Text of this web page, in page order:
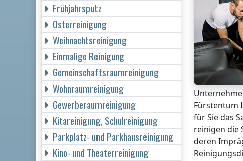
Fürstentum
für Sie das
reinigen die
deren
Frühjahrsputz
Osterreinigung
Weihnachtsreinigung
Einmalige Reinigung
Gemeinschaftsraumreinigung
Wohnraumreinigung
Gewerberaumreinigung
Kitareinigung, Schulreinigung
Parkplatz- und Parkhausreinigung
Kino- und Theaterreinigung